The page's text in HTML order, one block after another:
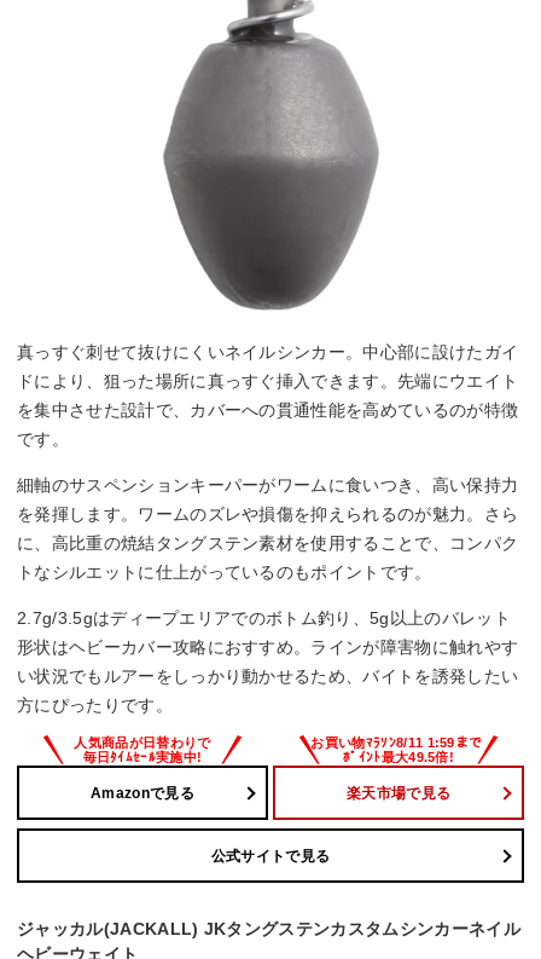
真っすぐ刺せて抜けにくいネイルシンカー。中心部に設けたガイ
ドにより、狙った場所に真っすぐ挿入できます。先端にウエイト
を集中させた設計で、カバーへの貫通性能を高めているのが特徴
です。
細軸のサスペンションキーパーがワームに食いつき、高い保持力
を発揮します。ワームのズレや損傷を抑えられるのが魅力。さら
に、高比重の焼結タングステン素材を使用することで、コンパク
トなシルエットに仕上がっているのもポイントです。
2.7g/3.5gはディープエリアでのボトム釣り、5g以上のバレット
形状はヘビーカバー攻略におすすめ。ラインが障害物に触れやす
い状況でもルアーをしっかり動かせるため、バイトを誘発したい
方にぴったりです。
Amazonで見る 楽天市場で見る
公式サイトで見る
ジャッカル(JACKALL) JKタングステンカスタムシンカーネイル
ヘビーウェイト